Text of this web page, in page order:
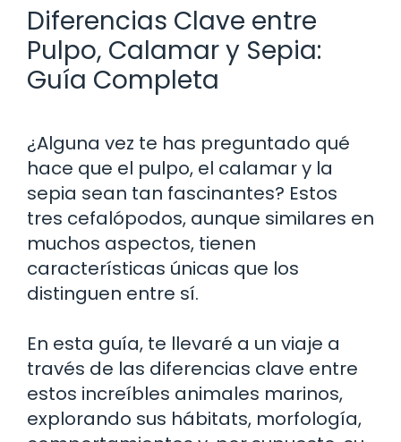
Diferencias Clave entre
Pulpo, Calamar y Sepia:
Guía Completa
¿Alguna vez te has preguntado qué
hace que el pulpo, el calamar y la
sepia sean tan fascinantes? Estos
tres cefalópodos, aunque similares en
muchos aspectos, tienen
características únicas que los
distinguen entre sí.
En esta guía, te llevaré a un viaje a
través de las diferencias clave entre
estos increíbles animales marinos,
explorando sus hábitats, morfología,